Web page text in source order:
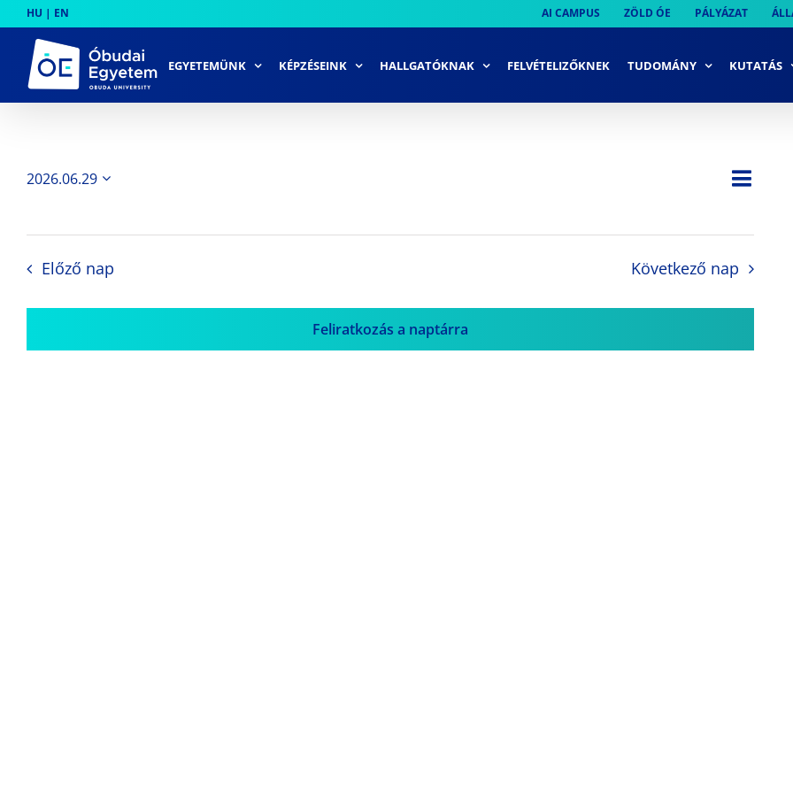
to
content
HU | EN AI CAMPUS ZÖLD ÓE PÁLYÁZAT
EGYETEMÜNK KÉPZÉSEINK HALLGATÓKNAK FELVÉTELIZŐKNEK TUDOMÁNY KUTATÁS
Nap
2026.06.29
Előző nap Következő nap
Feliratkozás a naptárra